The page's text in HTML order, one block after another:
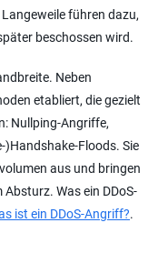
führen dazu,
beschossen wird.
Neben
etabliert, die gezielt
Nullping-Angriffe,
Floods. Sie
aus und bringen
Was ein DDoS-
ist ein DDoS-Angriff?.